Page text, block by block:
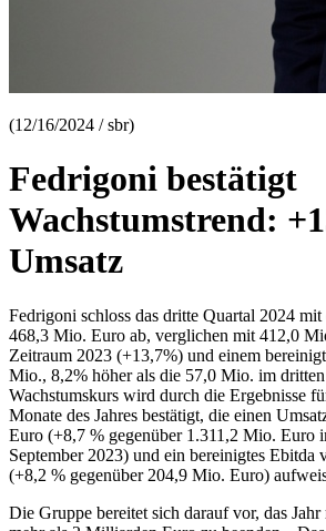
(12/16/2024 / sbr)
Fedrigoni bestätigt
Wachstumstrend:
Umsatz
Fedrigoni schloss das dritte Quartal 2024
468,3 Mio. Euro ab, verglichen mit 412,0
Zeitraum 2023 (+13,7%) und einem
Mio., 8,2% höher als die 57,0 Mio. im
Wachstumskurs wird durch die Ergebnisse
Monate des Jahres bestätigt, die einen
Euro (+8,7 % gegenüber 1.311,2 Mio. Euro
September 2023) und ein bereinigtes
(+8,2 % gegenüber 204,9 Mio. Euro)
Die Gruppe bereitet sich darauf vor, das